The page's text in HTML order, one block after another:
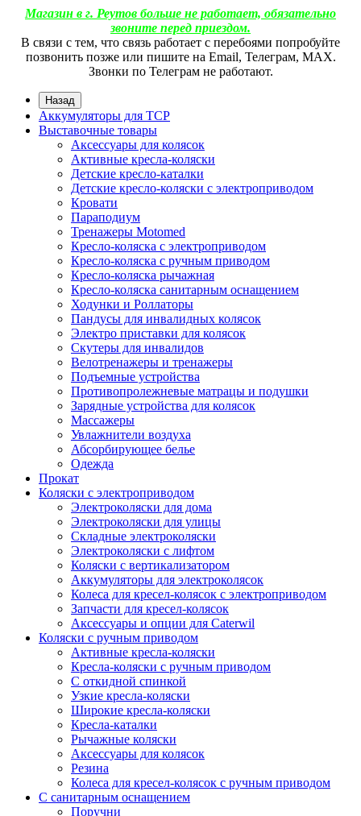
Магазин в г. Реутов больше не работает, обязательно
звоните перед приездом.
В связи с тем, что связь работает с перебоями попробуйте
позвонить позже или пишите на Email, Телеграм, МАХ.
Звонки по Телеграм не работают.
Назад
Аккумуляторы для ТСР
Выставочные товары
Аксессуары для колясок
Активные кресла-коляски
Детские кресло-каталки
Детские кресло-коляски с электроприводом
Кровати
Параподиум
Тренажеры Motomed
Кресло-коляска с электроприводом
Кресло-коляска с ручным приводом
Кресло-коляска рычажная
Кресло-коляска санитарным оснащением
Ходунки и Роллаторы
Пандусы для инвалидных колясок
Электро приставки для колясок
Скутеры для инвалидов
Велотренажеры и тренажеры
Подъемные устройства
Противопролежневые матрацы и подушки
Зарядные устройства для колясок
Массажеры
Увлажнители воздуха
Абсорбирующее белье
Одежда
Прокат
Коляски с электроприводом
Электроколяски для дома
Электроколяски для улицы
Складные электроколяски
Электроколяски с лифтом
Коляски с вертикализатором
Аккумуляторы для электроколясок
Колеса для кресел-колясок с электроприводом
Запчасти для кресел-колясок
Аксессуары и опции для Caterwil
Коляски с ручным приводом
Активные кресла-коляски
Кресла-коляски с ручным приводом
С откидной спинкой
Узкие кресла-коляски
Широкие кресла-коляски
Кресла-каталки
Рычажные коляски
Аксессуары для колясок
Резина
Колеса для кресел-колясок с ручным приводом
С санитарным оснащением
Поручни